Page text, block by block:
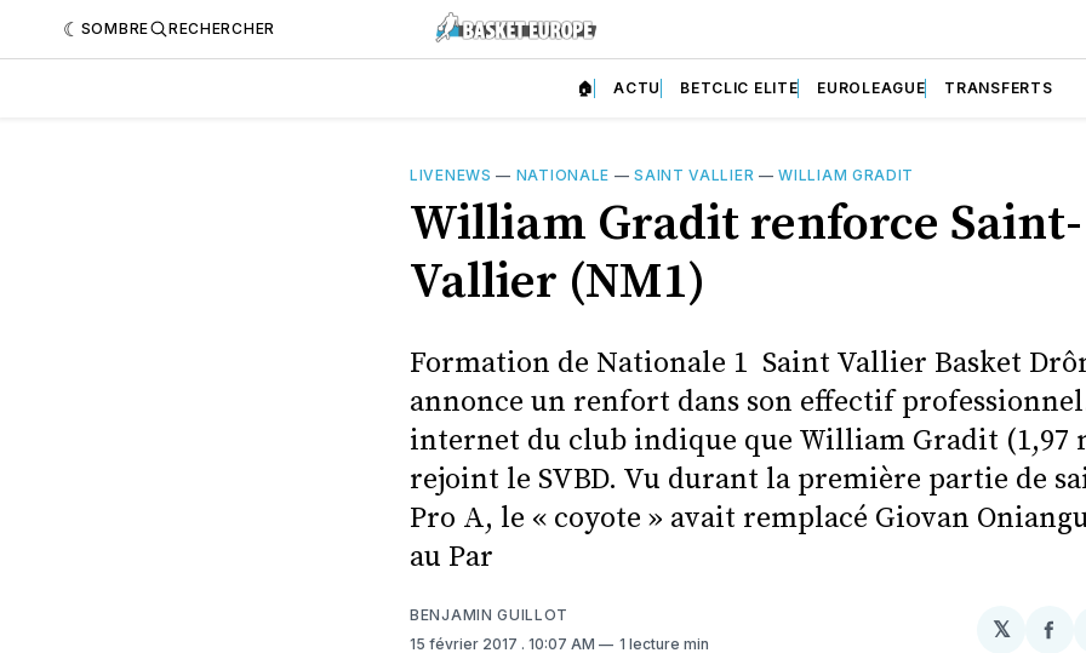
SOMBRE RECHERCHER
🏠 ACTU BETCLIC ELITE EUROLEAGUE TRANSFERTS
LIVENEWS — NATIONALE —SAINT VALLIER —WILLIAM GRADIT
William Gradit renforce Saint-
Vallier (NM1)
Formation de Nationale 1 Saint Vallier Basket
annonce un renfort dans son effectif
internet du club indique que William Gradit (1,97
rejoint le SVBD. Vu durant la première partie de
Pro A, le « coyote » avait remplacé Giovan
au Par
BENJAMIN GUILLOT
15 février 2017 . 10:07 AM 1 lecture min
𝕏